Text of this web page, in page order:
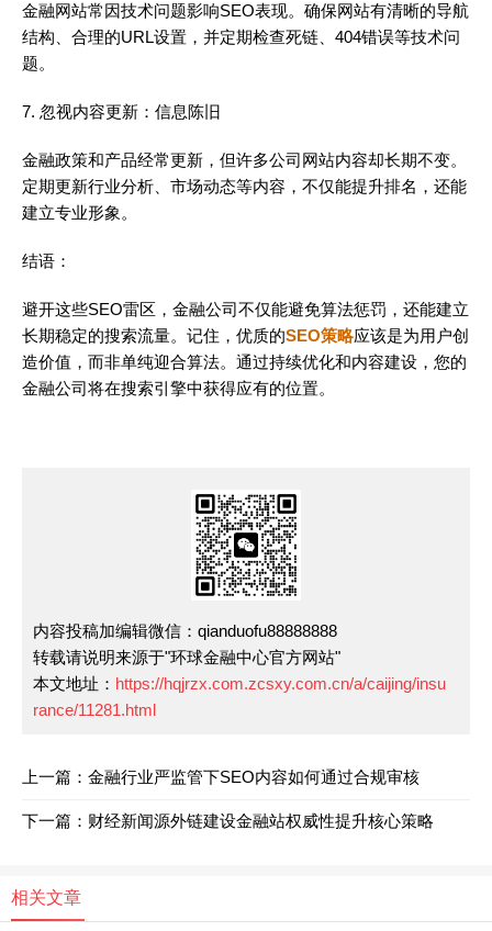
金融网站常因技术问题影响SEO表现。确保网站有清晰的导航
结构、合理的URL设置，并定期检查死链、404错误等技术问
题。
7. 忽视内容更新：信息陈旧
金融政策和产品经常更新，但许多公司网站内容却长期不变。
定期更新行业分析、市场动态等内容，不仅能提升排名，还能
建立专业形象。
结语：
避开这些SEO雷区，金融公司不仅能避免算法惩罚，还能建立
长期稳定的搜索流量。记住，优质的SEO策略应该是为用户创
造价值，而非单纯迎合算法。通过持续优化和内容建设，您的
金融公司将在搜索引擎中获得应有的位置。
内容投稿加编辑微信：qianduofu88888888
转载请说明来源于"环球金融中心官方网站"
本文地址： https://hqjrzx.com.zcsxy.com.cn/a/caijing/insu
rance/11281.html
上一篇：金融行业严监管下SEO内容如何通过合规审核
下一篇：财经新闻源外链建设金融站权威性提升核心策略
相关文章